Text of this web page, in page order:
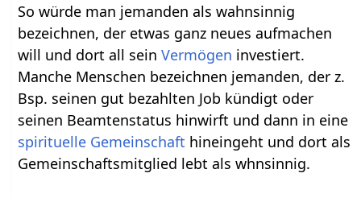
So würde man jemanden als wahnsinnig
bezeichnen, der etwas ganz neues aufmachen
will und dort all seinVermögen investiert.
Manche Menschen bezeichnen jemanden, der z.
Bsp. seinen gut bezahlten Job kündigt oder
seinen Beamtenstatus hinwirft und dann in eine
spirituelle Gemeinschaft hineingeht und dort als
Gemeinschaftsmitglied lebt als whnsinnig.